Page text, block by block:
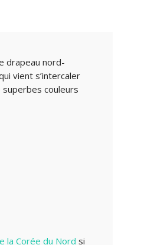
drapeau nord-
vient s’intercaler
couleurs
la Corée du Nord si